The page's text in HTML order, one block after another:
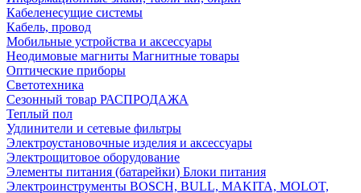
Кабеленесущие системы
Кабель, провод
Мобильные устройства и аксессуары
Неодимовые магниты Магнитные товары
Оптические приборы
Светотехника
Сезонный товар РАСПРОДАЖА
Теплый пол
Удлинители и сетевые фильтры
Электроустановочные изделия и аксессуары
Электрощитовое оборудование
Элементы питания (батарейки) Блоки питания
Электроинструменты BOSCH, BULL, MAKITA, MOLOT,